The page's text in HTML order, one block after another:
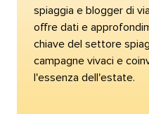
spiaggia e blogger di
offre dati e
chiave del settore
campagne vivaci e
l'essenza dell'estate.​​